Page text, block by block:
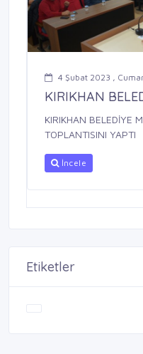
4 Şubat 2023 ,
KIRIKHAN
KIRIKHAN BELEDİYE
TOPLANTISINI YAPTI
İncele
Etiketler